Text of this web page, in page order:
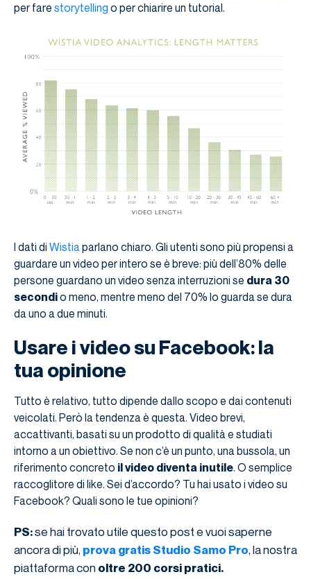
per fare storytelling o per chiarire un tutorial.
I dati di Wistiaparlano chiaro. Gli utenti sono più propensi a
guardare un video per intero se è breve: più dell’80% delle
persone guardano un video senza interruzioni se dura 30
secondio meno, mentre meno del 70% lo guarda se dura
da uno a due minuti.
Usare i video su Facebook: la
tua opinione
Tutto è relativo, tutto dipende dallo scopo e dai contenuti
veicolati. Però la tendenza è questa. Video brevi,
accattivanti, basati su un prodotto di qualità e studiati
intorno a un obiettivo. Se non c’è un punto, una bussola, un
riferimento concreto il video diventa inutile. O semplice
raccoglitore di like. Sei d’accordo? Tu hai usato i video su
Facebook? Quali sono le tue opinioni?
PS:se hai trovato utile questo post e vuoi saperne
ancora di più, prova gratis Studio Samo Pro, la nostra
piattaforma con oltre 200 corsi pratici.